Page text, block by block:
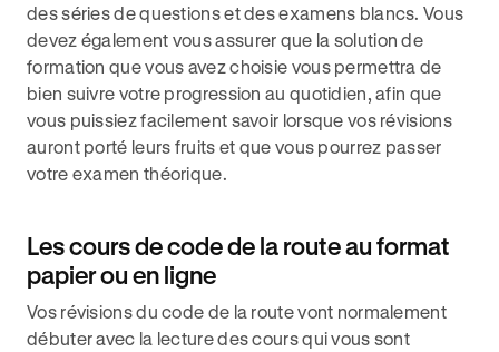
des séries de questions et des examens blancs. Vous
devez également vous assurer que la solution de
formation que vous avez choisie vous permettra de
bien suivre votre progression au quotidien, afin que
vous puissiez facilement savoir lorsque vos révisions
auront porté leurs fruits et que vous pourrez passer
votre examen théorique.
Les cours de code de la route au format
papier ou en ligne
Vos révisions du code de la route vont normalement
débuter avec la lecture des cours qui vous sont